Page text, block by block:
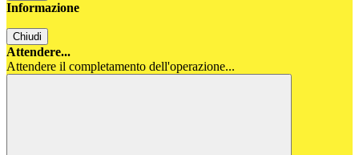
Informazione
Chiudi
Attendere...
Attendere il completamento dell'operazione...